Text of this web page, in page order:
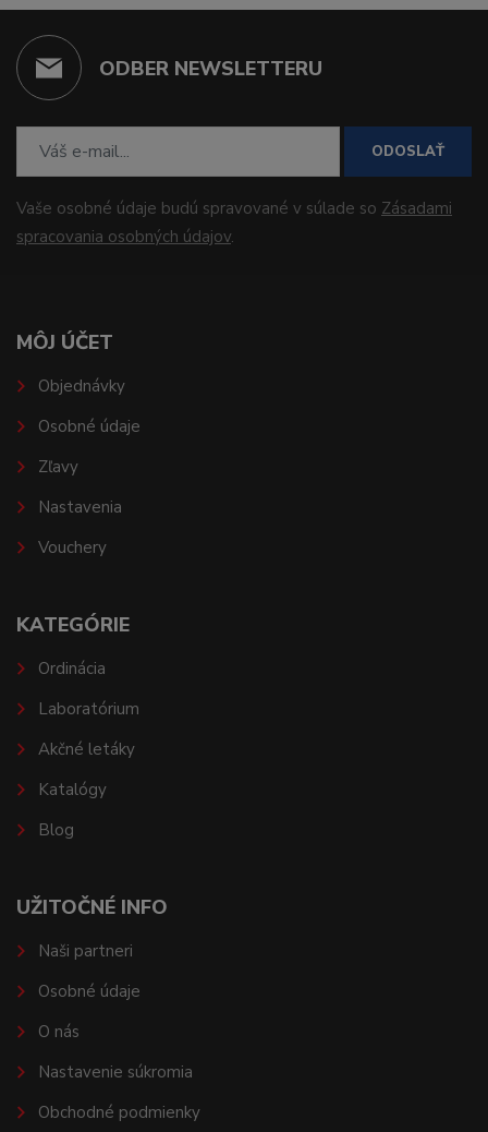
ODBER NEWSLETTERU
ODOSLAŤ
Vaše osobné údaje budú spravované v súlade so Zásadami
spracovania osobných údajov.
MÔJ ÚČET
Objednávky
Osobné údaje
Zľavy
Nastavenia
Vouchery
KATEGÓRIE
Ordinácia
Laboratórium
Akčné letáky
Katalógy
Blog
UŽITOČNÉ INFO
Naši partneri
Osobné údaje
O nás
Nastavenie súkromia
Obchodné podmienky